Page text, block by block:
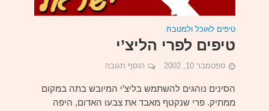
טיפים לאוכל ולמטבח
טיפים לפרי הליצ’י
ספטמבר 10, 2002 הוסף תגובה
הסינים נוהגים להשתמש בליצ’י המיובש בתה במקום
ממתיק. פרי שנקטף מאבד את צבעו האדום, היפה